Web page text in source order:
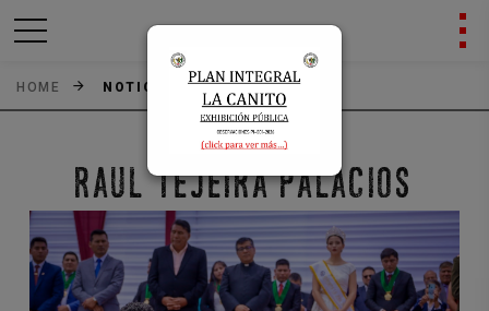
Previous Next
HOME NOTICIAS
RAUL TEJEIRA PALACIOS